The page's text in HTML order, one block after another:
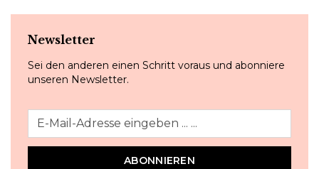
Newsletter
Sei den anderen einen Schritt voraus und abonniere
unseren Newsletter.
ABONNIEREN